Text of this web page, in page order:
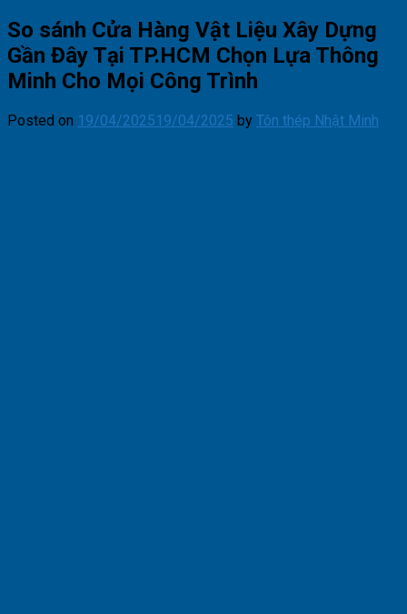
So sánh Cửa Hàng Vật Liệu Xây Dựng
Gần Đây Tại TP.HCM Chọn Lựa Thông
Minh Cho Mọi Công Trình
Posted on 19/04/202519/04/2025 by Tôn thép Nhật Minh